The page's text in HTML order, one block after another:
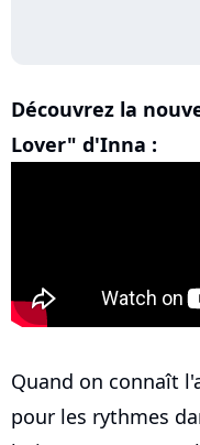
Découvrez la
Lover" d'Inna :
Quand on connaît
pour les rythmes